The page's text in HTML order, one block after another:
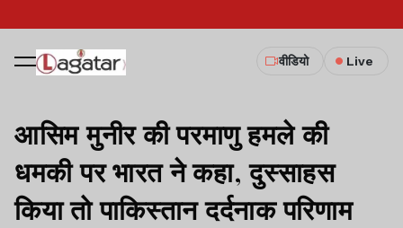
वीडियो Live
आसिम मुनीर की परमाणु हमले की
धमकी पर भारत ने कहा, दुस्साहस
किया तो पाकिस्तान दर्दनाक परिणाम